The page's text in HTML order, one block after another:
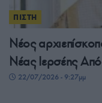
ΠΙΣΤΗ
Νέος
Νέας Ιερσέης
22/07/2026 - 9:27μμ